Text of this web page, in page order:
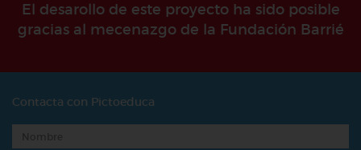
El desarollo de este proyecto ha sido posible
gracias al mecenazgo de la Fundación Barrié
Contacta con Pictoeduca